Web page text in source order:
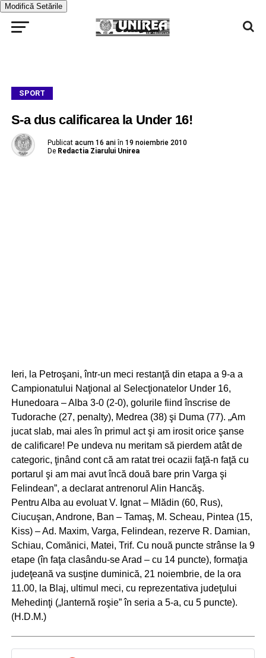
Modifică Setările
SPORT
S-a dus calificarea la Under 16!
Publicat acum 16 ani în 19 noiembrie 2010
De Redactia Ziarului Unirea
Ieri, la Petroşani, într-un meci restanţă din etapa a 9-a a
Campionatului Naţional al Selecţionatelor Under 16,
Hunedoara – Alba 3-0 (2-0), golurile fiind înscrise de
Tudorache (27, penalty), Medrea (38) şi Duma (77). „Am
jucat slab, mai ales în primul act şi am irosit orice şanse
de calificare! Pe undeva nu meritam să pierdem atât de
categoric, ţinând cont că am ratat trei ocazii faţă-n faţă cu
portarul şi am mai avut încă două bare prin Varga şi
Felindean”, a declarat antrenorul Alin Hancăş.
Pentru Alba au evoluat V. Ignat – Mlădin (60, Rus),
Ciucuşan, Androne, Ban – Tamaş, M. Scheau, Pintea (15,
Kiss) – Ad. Maxim, Varga, Felindean, rezerve R. Damian,
Schiau, Comănici, Matei, Trif. Cu nouă puncte strânse la 9
etape (în faţa clasându-se Arad – cu 14 puncte), formaţia
judeţeană va susţine duminică, 21 noiembrie, de la ora
11.00, la Blaj, ultimul meci, cu reprezentativa judeţului
Mehedinţi („lanternă roşie” în seria a 5-a, cu 5 puncte).
(H.D.M.)